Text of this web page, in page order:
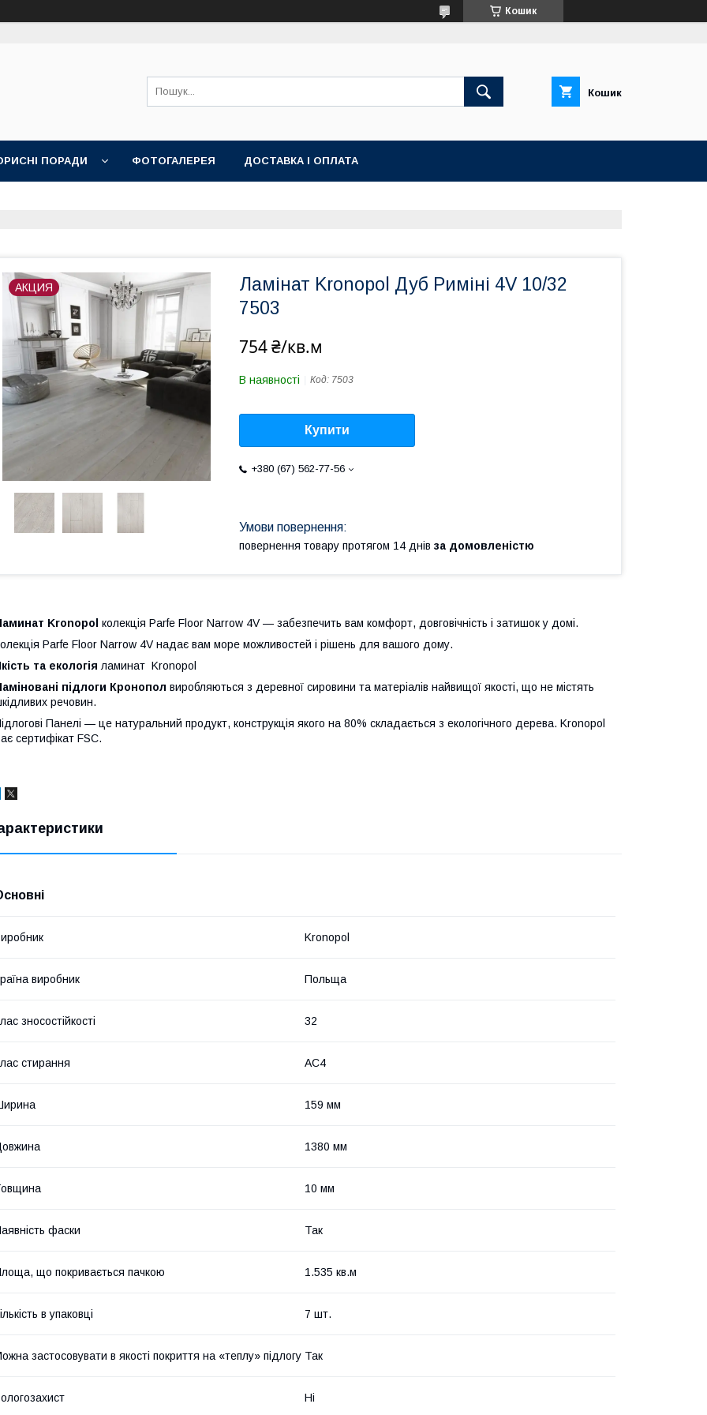
Кошик
Кошик
ПОРАДИ ФОТОГАЛЕРЕЯ ДОСТАВКА І ОПЛАТА
АКЦИЯ
Ламінат Kronopol Дуб Риміні 4V 10/32
7503
754 ₴/кв.м
В наявності Код: 7503
Купити
+380 (67) 562-77-56
повернення товару протягом 14 днів за домовленістю
Kronopol колекція Parfe Floor Narrow 4V — забезпечить вам комфорт, довговічність і затишок у домі.
Parfe Floor Narrow 4V надає вам море можливостей і рішень для вашого дому.
та екологія ламинат Kronopol
підлоги Кронопол виробляються з деревної сировини та матеріалів найвищої якості, що не містять
речовин.
Панелі — це натуральний продукт, конструкція якого на 80% складається з екологічного дерева. Kronopol
сертифікат FSC.
Kronopol
виробник Польща
зносостійкості 32
стирання АС4
159 мм
1380 мм
10 мм
фаски Так
що покривається пачкою 1.535 кв.м
в упаковці 7 шт.
застосовувати в якості покриття на «теплу» підлогу Так
Ні